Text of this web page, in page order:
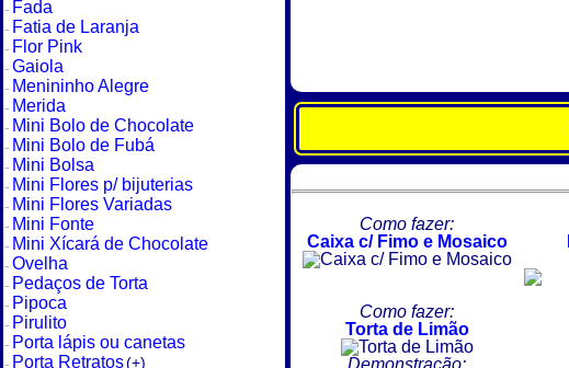
Fada
Fatia de Laranja
Flor Pink
Gaiola
Menininho Alegre
Merida
Mini Bolo de Chocolate
Mini Bolo de Fubá
Mini Bolsa
Mini Flores p/ bijuterias
Mini Flores Variadas
Mini Fonte
Mini Xícará de Chocolate
Ovelha
Pedaços de Torta
Pipoca
Pirulito
Porta lápis ou canetas
Porta Retratos(+)
Como fazer:
Caixa c/ Fimo e Mosaico
Como fazer:
Torta de Limão